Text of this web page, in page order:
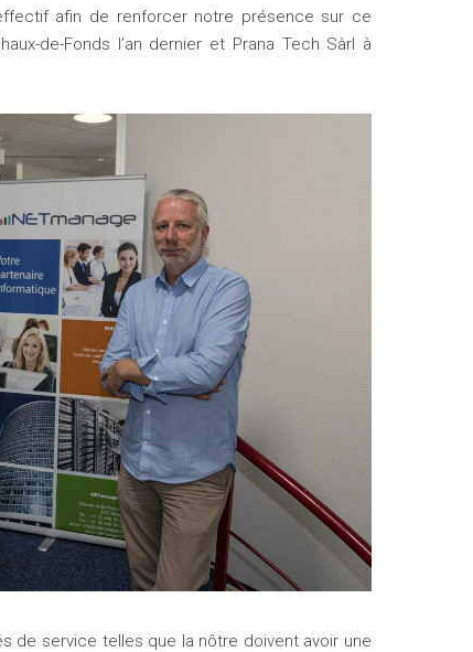
afin de renforcer notre présence sur ce
de-Fonds l’an dernier et Prana Tech Sàrl à
de service telles que la nôtre doivent avoir une